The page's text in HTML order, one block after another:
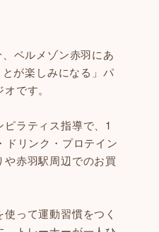
ベルメゾン赤羽にあ
が楽しみになる」パ
です。
ラティス指導で、1
ドリンク・プロテイン
赤羽駅周辺でのお買
って運動習慣をつく